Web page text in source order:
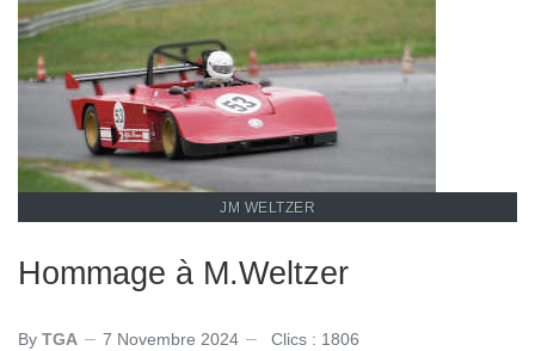
JM WELTZER
Hommage à M.Weltzer
By TGA 7 Novembre 2024 Clics : 1806